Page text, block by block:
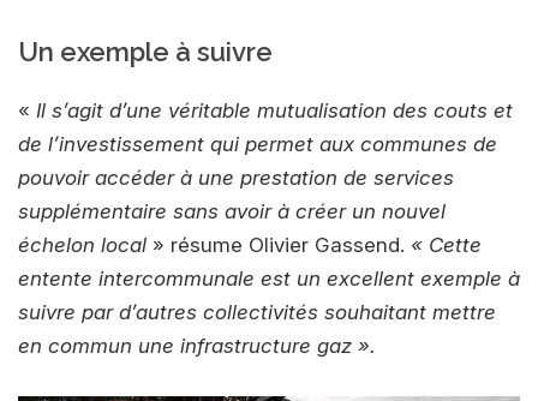
Un exemple à suivre
« Il s’agit d’une véritable mutualisation des couts et
de l’investissement qui permet aux communes de
pouvoir accéder à une prestation de services
supplémentaire sans avoir à créer un nouvel
échelon local » résume Olivier Gassend. « Cette
entente intercommunale est un excellent exemple à
suivre par d’autres collectivités souhaitant mettre
en commun une infrastructure gaz ».